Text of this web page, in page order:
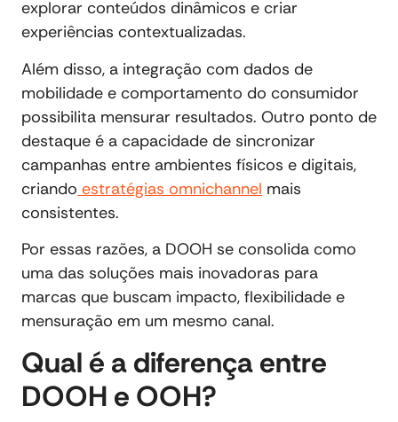
explorar conteúdos dinâmicos e criar
experiências contextualizadas.
Além disso, a integração com dados de
mobilidade e comportamento do consumidor
possibilita mensurar resultados. Outro ponto de
destaque é a capacidade de sincronizar
campanhas entre ambientes físicos e digitais,
criando estratégias omnichannel mais
consistentes.
Por essas razões, a DOOH se consolida como
uma das soluções mais inovadoras para
marcas que buscam impacto, flexibilidade e
mensuração em um mesmo canal.
Qual é a diferença entre
DOOH e OOH?